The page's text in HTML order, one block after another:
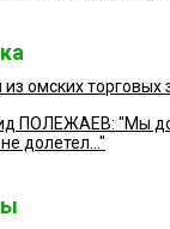
из омских
ПОЛЕЖАЕВ: "Мы
долетел..."